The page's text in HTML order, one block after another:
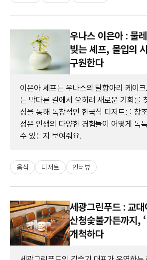
우나스 이은아 : 물
빚는 셰프, 몰입의
구원한다
이은아 셰프는 우나스의 달항아리 케이
는 막다른 길에서 오히려 새로운 기회를
성을 통해 독창적인 한국식 디저트를 창
정은 인생의 다양한 경험들이 어떻게 독
수 있는지 보여줘요.
음식 디저트 인터뷰
세광그린푸드 : 교대
산청숯불가든까지,
개척하다